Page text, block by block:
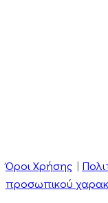
Όροι Χρήσης |
προσωπικού